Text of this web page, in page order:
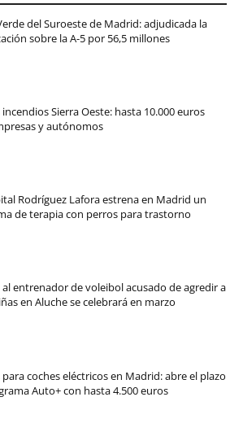
del Suroeste de Madrid: adjudicada la
sobre la A-5 por 56,5 millones
Sierra Oeste: hasta 10.000 euros
y autónomos
Rodríguez Lafora estrena en Madrid un
de terapia con perros para trastorno
al entrenador de voleibol acusado de agredir a
en Aluche se celebrará en marzo
coches eléctricos en Madrid: abre el plazo
Auto+ con hasta 4.500 euros